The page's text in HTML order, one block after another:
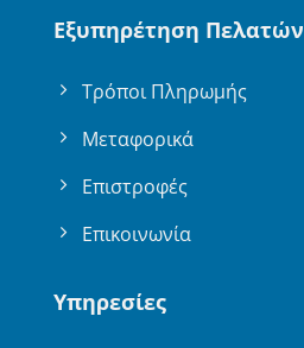
Εξυπηρέτηση Πελατών
Τρόποι Πληρωμής
Μεταφορικά
Επιστροφές
Επικοινωνία
Υπηρεσίες